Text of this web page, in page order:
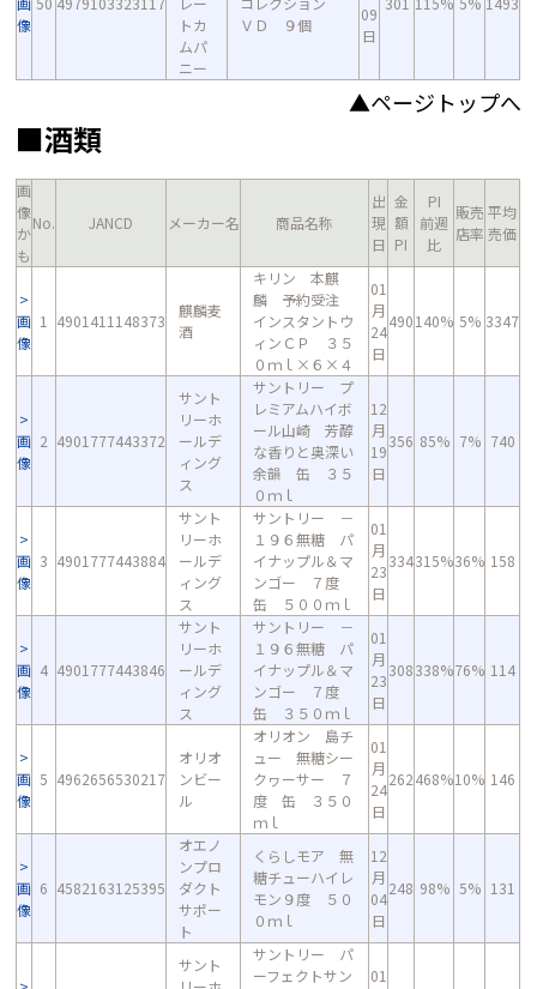
像
トカ
ムパ
ニー
ＶＤ ９個
09
日
▲ページトップへ
■酒類
画
像
か
も
No. JANCD メーカー名 商品名称
出
現
日
金
額
PI
PI
前週
比
販売
店率
平均
売価
画
像
1 4901411148373
麒麟麦
酒
キリン 本麒
麟 予約受注
インスタントウ
ィンＣＰ ３５
０ｍｌ×６×４
01
月
24
日
490140% 5% 3347
画
像
2 4901777443372
サント
リーホ
ールデ
ィング
ス
サントリー プ
レミアムハイボ
ール山崎 芳醇
な香りと奥深い
余韻 缶 ３５
０ｍｌ
12
月
19
日
356 85% 7% 740
画
像
3 4901777443884
サント
リーホ
ールデ
ィング
ス
サントリー －
１９６無糖 パ
イナップル＆マ
ンゴー ７度
缶 ５００ｍｌ
01
月
23
日
334315%36% 158
画
像
4 4901777443846
サント
リーホ
ールデ
ィング
ス
サントリー －
１９６無糖 パ
イナップル＆マ
ンゴー ７度
缶 ３５０ｍｌ
01
月
23
日
308338%76% 114
画
像
5 4962656530217
オリオ
ンビー
ル
オリオン 島チ
ュー 無糖シー
クヮーサー ７
度 缶 ３５０
ｍｌ
01
月
24
日
262468%10% 146
画
像
6 4582163125395
オエノ
ンプロ
ダクト
サポー
ト
くらしモア 無
糖チューハイレ
モン９度 ５０
０ｍｌ
12
月
04
日
248 98% 5% 131
サント
サントリー パ
ーフェクトサン
01